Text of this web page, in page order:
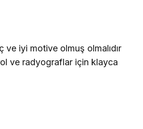
ve iyi motive olmuş olmalıdır
ve radyograflar için klayca